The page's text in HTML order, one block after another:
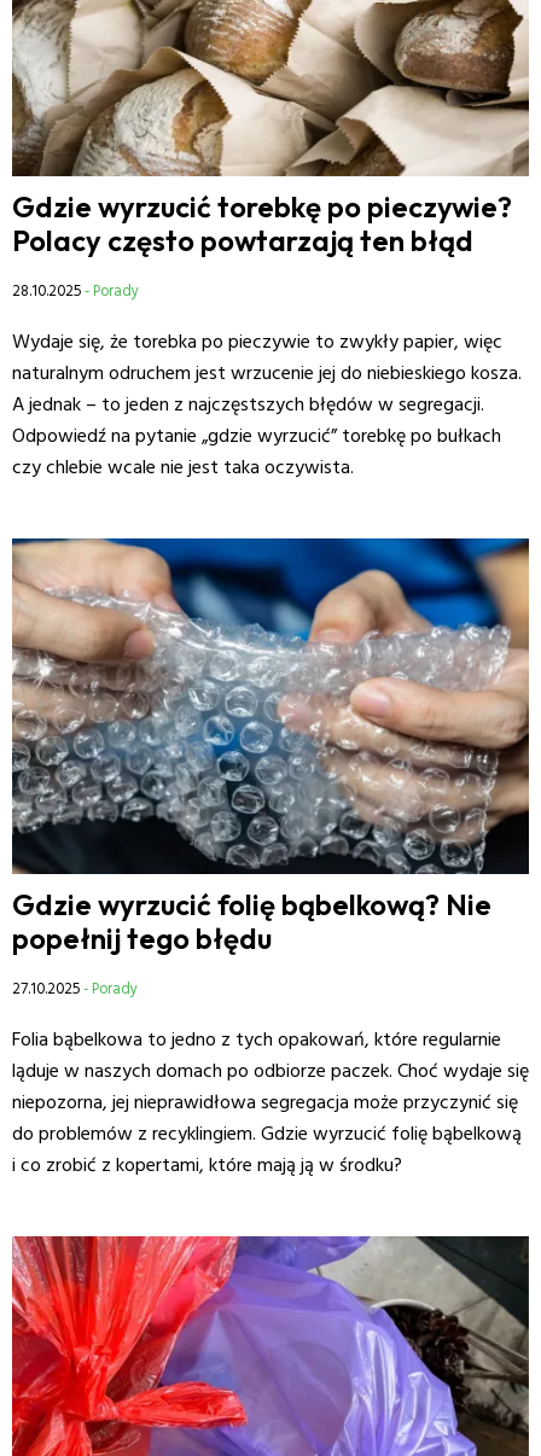
Gdzie wyrzucić torebkę po pieczywie?
Polacy często powtarzają ten błąd
28.10.2025- Porady
Wydaje się, że torebka po pieczywie to zwykły papier, więc
naturalnym odruchem jest wrzucenie jej do niebieskiego kosza.
A jednak – to jeden z najczęstszych błędów w segregacji.
Odpowiedź na pytanie „gdzie wyrzucić” torebkę po bułkach
czy chlebie wcale nie jest taka oczywista.
Gdzie wyrzucić folię bąbelkową? Nie
popełnij tego błędu
27.10.2025- Porady
Folia bąbelkowa to jedno z tych opakowań, które regularnie
ląduje w naszych domach po odbiorze paczek. Choć wydaje się
niepozorna, jej nieprawidłowa segregacja może przyczynić się
do problemów z recyklingiem. Gdzie wyrzucić folię bąbelkową
i co zrobić z kopertami, które mają ją w środku?